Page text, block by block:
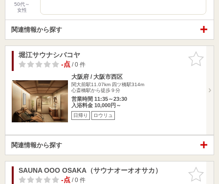
50代～
女性
関連情報から探す
お気に入
りに追加
堀江サウナシバコヤ
-点/ 0 件
大阪府 / 大阪市西区
関大前駅11.07km 四ツ橋駅314m
心斎橋駅から徒歩９分
営業時間 11:35～23:30
入浴料金 10,000円～
日帰り ロウリュ
関連情報から探す
お気に入
りに追加
SAUNA OOO OSAKA（サウナオーオオサカ）
-点/ 0 件